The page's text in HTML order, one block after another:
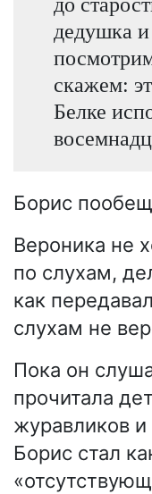
дедушка
скажем:
Белке
Борис
Вероника не
по слухам,
как
слухам не
Пока он
прочитала
журавликов
Борис стал